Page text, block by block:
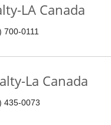
LA Canada
700-0111
La Canada
435-0073